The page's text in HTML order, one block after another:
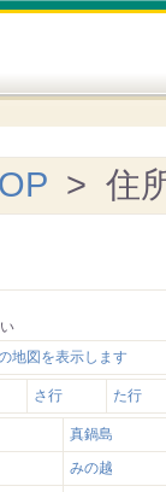
> 住
地図を表示します
さ行 た行
真鍋島
みの越